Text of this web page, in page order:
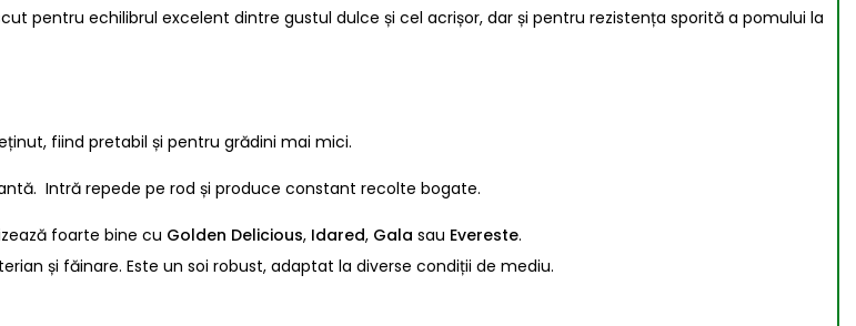
pentru echilibrul excelent dintre gustul dulce și cel acrișor, dar și pentru rezistența sporită a pomului la
fiind pretabil și pentru grădini mai mici.
Intră repede pe rod și produce constant recolte bogate.
foarte bine cu Golden Delicious, Idared, Gala sau Evereste.
și făinare. Este un soi robust, adaptat la diverse condiții de mediu.